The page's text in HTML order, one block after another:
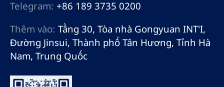
Telegram: +86 189 3735 0200
Thêm vào: Tầng 30, Tòa nhà Gongyuan INT'I,
Đường Jinsui, Thành phố Tân Hương, Tỉnh Hà
Nam, Trung Quốc